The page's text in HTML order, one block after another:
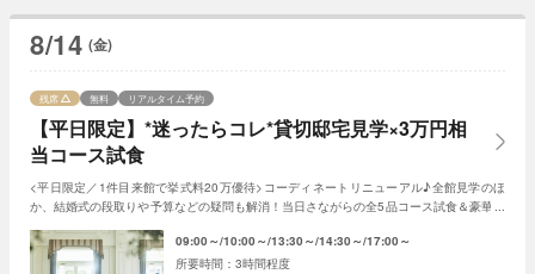
8/14 (金)
【平日限定】*迷ったらコレ*貸切邸宅見学×3万円相
当コース試食
残席 無料 リアルタイム予約
<平日限定／1件目来館で挙式料20万優待>コーディネートリニューアル♪全館見学のほ
か、結婚式の段取りや予算などの疑問も解消！当日さながらの全5品コース試食＆豪華特
09:00～ 10:00～ 13:30～ 14:30～ 17:00～
3時間程度